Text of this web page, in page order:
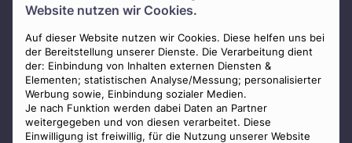
Website nutzen wir Cookies.
Auf dieser Website nutzen wir Cookies. Diese helfen uns bei
der Bereitstellung unserer Dienste. Die Verarbeitung dient
der: Einbindung von Inhalten externen Diensten &
Elementen; statistischen Analyse/Messung; personalisierter
Werbung sowie, Einbindung sozialer Medien.
Je nach Funktion werden dabei Daten an Partner
weitergegeben und von diesen verarbeitet. Diese
Einwilligung ist freiwillig, für die Nutzung unserer Website
Presse
AGB
Impressum
Datenschutz
Widerrufsbelehrung
Zahlungsmöglichkeiten